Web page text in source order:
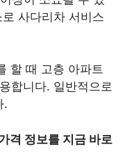
사다리차 서비스
할 때 고층 아파트
합니다. 일반적으로
.
격 정보를 지금 바로